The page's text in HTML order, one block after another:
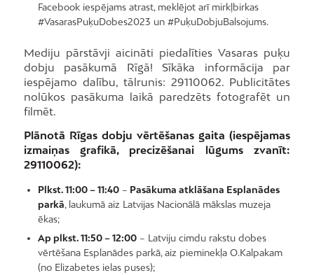
Facebook iespējams atrast, meklējot arī mirkļbirkas
#VasarasPuķuDobes2023 un #PuķuDobjuBalsojums.
Mediju pārstāvji aicināti piedalīties Vasaras puķu
dobju pasākumā Rīgā! Sīkāka informācija par
iespējamo dalību, tālrunis: 29110062. Publicitātes
nolūkos pasākuma laikā paredzēts fotografēt un
filmēt.
Plānotā Rīgas dobju vērtēšanas gaita (iespējamas
izmaiņas grafikā, precizēšanai lūgums zvanīt:
29110062):
Plkst. 11:00 – 11:40– Pasākuma atklāšana Esplanādes
parkā, laukumā aiz Latvijas Nacionālā mākslas muzeja
ēkas;
Ap plkst. 11:50 – 12:00– Latviju cimdu rakstu dobes
vērtēšana Esplanādes parkā, aiz pieminekļa O.Kalpakam
(no Elizabetes ielas puses);